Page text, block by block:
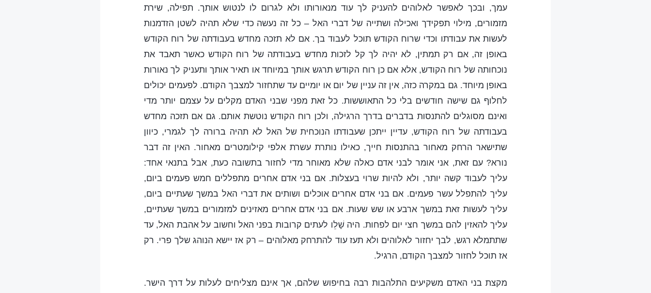
עמך, ובכך לאפשר לאלוהים להעניק לך עוד מנאורותו ולא לגרום לו לנטוש אותך. תפילה, שירת
מזמורים, מילוי תפקידך ואכילה ושתייה של דברי האל – כל זה נעשה כדי שלא תהיה לשטן הזדמנות
לעשות את עבודתו וכדי שרוח הקודש תוכל לעבוד בך. אם לא תזכה מחדש בעבודתה של רוח הקודש
באופן זה, אם רק תמתין, לא יהיה לך קל לזכות מחדש בעבודתה של רוח הקודש כאשר תאבד את
נוכחותה של רוח הקודש, אלא אם כן רוח הקודש תרגש אותך במיוחד או תאיר אותך ותעניק לך נאורות
באופן מיוחד. גם במקרה כזה, אין זה עניין של יום או יומיים עד שתחזור למצבך הקודם. לפעמים יכולים
לחלוף גם שישה חודשים בלי כל התאוששות. כל זאת מפני שבני האדם מקלים על עצמם יותר מדי
ואינם מסוגלים להתנסות בדברים בדרך הרגילה, ולכן רוח הקודש נוטשת אותם. גם אם תזכה מחדש
בעבודתה של רוח הקודש, עדיין ייתכן שעבודתו הנוכחית של האל לא תהיה ברורה לך לגמרי, כיוון
שתישאר הרחק מאחור בהתנסות חייך, כאילו נותרת עשרת אלפי קילומטרים מאחור. האין זה דבר
נורא? עם זאת, אני אומר לבני אדם כאלה שלא מאוחר מדי לחזור בתשובה כעת, אבל בתנאי אחד:
עליך לעבוד קשה יותר, ולא להיות שרוי בעצלות. אם בני אדם אחרים מתפללים חמש פעמים ביום,
עליך להתפלל עשר פעמים. אם בני אדם אחרים אוכלים ושותים את דברי האל במשך שעתיים ביום,
עליך לעשות זאת במשך ארבע או שש שעות. אם בני אדם אחרים מאזינים למזמורים במשך שעתיים,
עליך להאזין להם במשך חצי יום לפחות. היה שָׁלֵו לעתים קרובות בפני האל וחשוב על אהבת האל, עד
שתתמלא רגש, לבך יחזור לאלוהים ולא תעז עוד להתרחק מאלוהים – רק אז יישא הנוהג שלך פרי. רק
אז תוכל לחזור למצבך הקודם, הרגיל.
מקצת בני האדם משקיעים התלהבות רבה בחיפוש שלהם, אך אינם מצליחים לעלות על דרך הישר.